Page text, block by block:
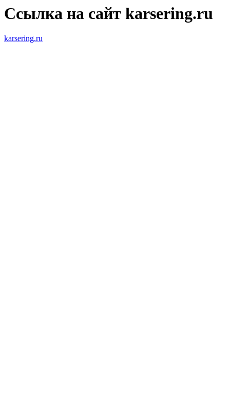
Ссылка на сайт karsering.ru
karsering.ru